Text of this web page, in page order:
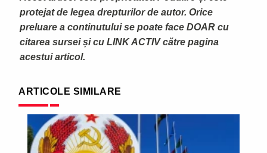
protejat de legea drepturilor de autor. Orice
preluare a continutului se poate face DOAR cu
citarea sursei și cu LINK ACTIV către pagina
acestui articol.
ARTICOLE SIMILARE